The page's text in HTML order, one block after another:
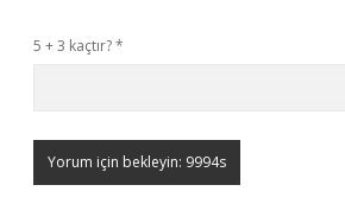
5 + 3 kaçtır?*